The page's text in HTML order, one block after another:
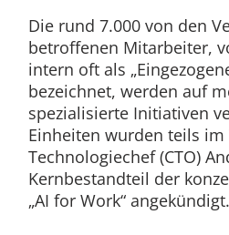
Die rund 7.000 von den
betroffenen Mitarbeiter,
intern oft als
bezeichnet, werden auf
spezialisierte Initiativen
Einheiten wurden teils
Technologiechef (CTO)
Kernbestandteil der
„AI for Work“ angekündigt.